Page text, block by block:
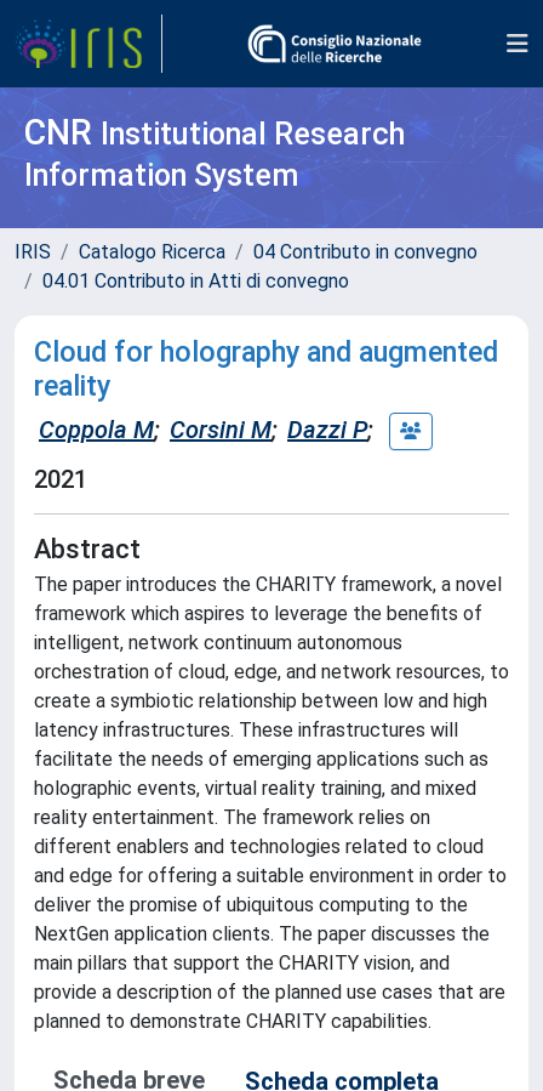
CNR Institutional Research
Information System
IRIS Catalogo Ricerca
04 Contributo in convegno
04.01 Contributo in Atti di convegno
Cloud for holography and augmented
reality
Coppola M; Corsini M; Dazzi P;
2021
Abstract
The paper introduces the CHARITY framework, a novel
framework which aspires to leverage the benefits of
intelligent, network continuum autonomous
orchestration of cloud, edge, and network resources, to
create a symbiotic relationship between low and high
latency infrastructures. These infrastructures will
facilitate the needs of emerging applications such as
holographic events, virtual reality training, and mixed
reality entertainment. The framework relies on
different enablers and technologies related to cloud
and edge for offering a suitable environment in order to
deliver the promise of ubiquitous computing to the
NextGen application clients. The paper discusses the
main pillars that support the CHARITY vision, and
provide a description of the planned use cases that are
planned to demonstrate CHARITY capabilities.
Scheda breve
Scheda completa